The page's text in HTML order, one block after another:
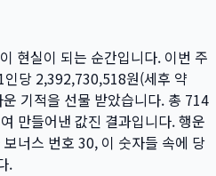
현실이 되는 순간입니다. 이번 주
인당 2,392,730,518원(세후 약
기적을 선물 받았습니다. 총 714
만들어낸 값진 결과입니다. 행운
보너스 번호 30, 이 숫자들 속에 당
.